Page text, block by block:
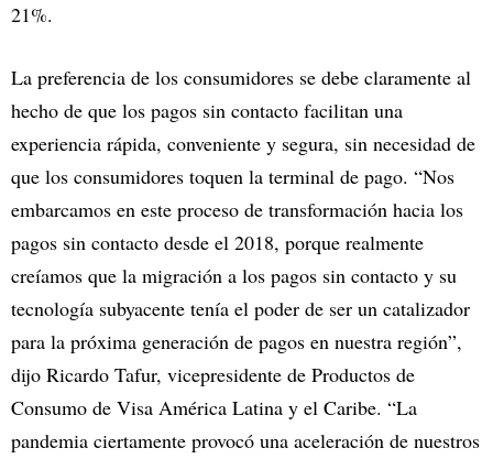
21%.
La preferencia de los consumidores se debe claramente al
hecho de que los pagos sin contacto facilitan una
experiencia rápida, conveniente y segura, sin necesidad de
que los consumidores toquen la terminal de pago. “Nos
embarcamos en este proceso de transformación hacia los
pagos sin contacto desde el 2018, porque realmente
creíamos que la migración a los pagos sin contacto y su
tecnología subyacente tenía el poder de ser un catalizador
para la próxima generación de pagos en nuestra región”,
dijo Ricardo Tafur, vicepresidente de Productos de
Consumo de Visa América Latina y el Caribe. “La
pandemia ciertamente provocó una aceleración de nuestros